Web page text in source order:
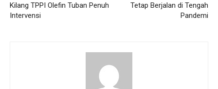
Kilang TPPI Olefin Tuban Penuh
Intervensi
Tetap Berjalan di Tengah
Pandemi